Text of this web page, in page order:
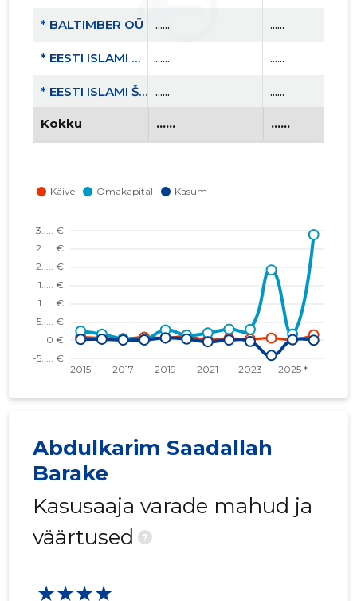
* BALTIMBER OÜ ...... ......
* EESTI ISLAMI KESKUS SA ...... ......
* EESTI ISLAMI ŠUURA NÕUKOGU DAR AL-IFTAA KOGUDUS MTÜ ...... ......
Kokku ...... ......
Abdulkarim Saadallah
Barake
Kasusaaja varade mahud ja
väärtused
?
★★★★